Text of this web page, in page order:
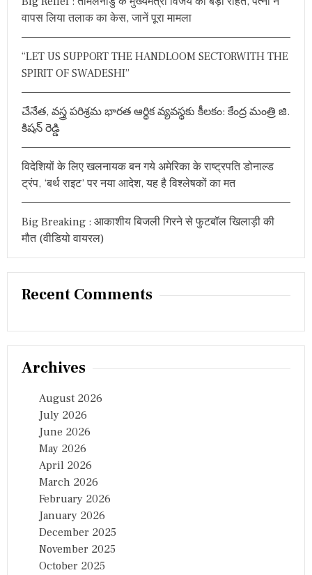
वापस लिया तलाक का केस, जानें पूरा मामला
“LET US SUPPORT THE HANDLOOM SECTORWITH THE
SPIRIT OF SWADESHI”
చేనేత, వస్త్ర పరిశ్రమ భారత ఆర్థిక వ్యవస్థకు కీలకం: కేంద్ర మంత్రి జి.
కిషన్ రెడ్డి
विदेशियों के लिए खलनायक बन गये अमेरिका के राष्ट्रपति डोनाल्ड
ट्रंप, ‘बर्थ राइट’ पर नया आदेश, यह है विश्लेषकों का मत
Big Breaking : आकाशीय बिजली गिरने से फुटबॉल खिलाड़ी की
मौत (वीडियो वायरल)
Recent Comments
Archives
August 2026
July 2026
June 2026
May 2026
April 2026
March 2026
February 2026
January 2026
December 2025
November 2025
October 2025